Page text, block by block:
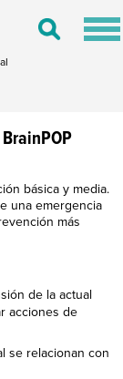
Toggle
básica y media.
una emergencia
más
de la actual
acciones de
se relacionan con